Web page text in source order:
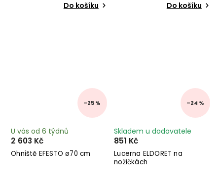
Do košíku Do košíku
–25 %
Ohniště EFESTO ø70 cm
U vás od 6 týdnů
2 603 Kč
–24 %
Lucerna ELDORET na
nožičkách
Skladem u dodavatele
851 Kč